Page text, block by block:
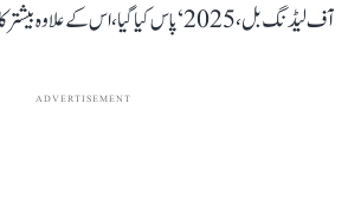
آف لیڈنگ بل، 2025‘ پاس کیا گیا، اس کے علاوہ بیشتر کارروائی ہنگامہ کی نذر ہو گئی۔
ADVERTISEMENT